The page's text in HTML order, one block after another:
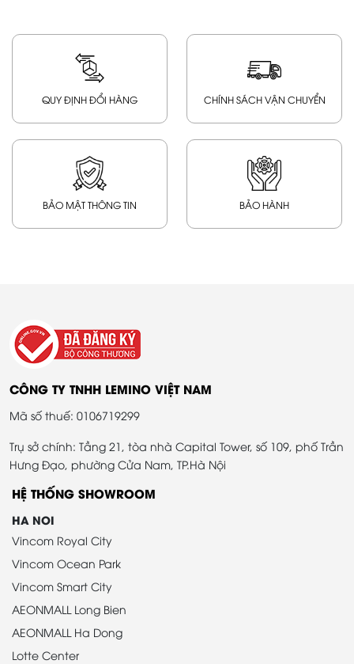
QUY ĐỊNH ĐỔI HÀNG CHÍNH SÁCH VẬN CHUYỂN
BẢO MẬT THÔNG TIN BẢO HÀNH
CÔNG TY TNHH LEMINO VIỆT NAM
Mã số thuế: 0106719299
Trụ sở chính: Tầng 21, tòa nhà Capital Tower, số 109, phố Trần
Hưng Đạo, phường Cửa Nam, TP.Hà Nội
HỆ THỐNG SHOWROOM
HA NOI
Vincom Royal City
Vincom Ocean Park
Vincom Smart City
AEONMALL Long Bien
AEONMALL Ha Dong
Lotte Center